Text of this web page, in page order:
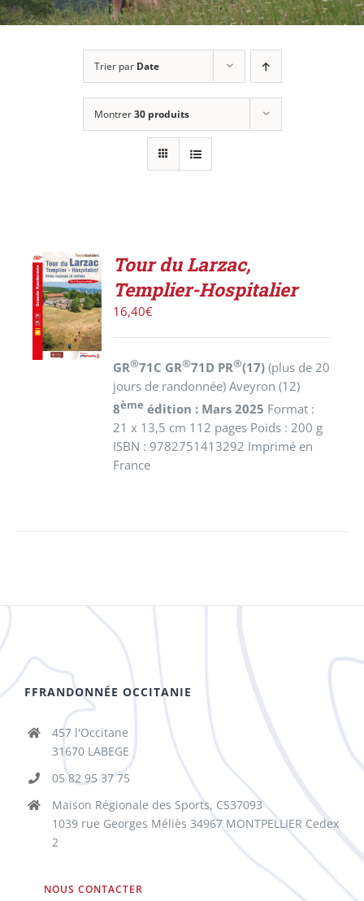
Trier par Date
Montrer30 produits
AJOUTER
AU
PANIER
/
DÉTAILS
Tour du Larzac,
Templier-Hospitalier
16,40€
GR®71C GR®71D PR®(17)(plus de 20
jours de randonnée) Aveyron (12)
8ème édition : Mars 2025 Format :
21 x 13,5 cm 112 pages Poids : 200 g
ISBN : 9782751413292 Imprimé en
France
FFRANDONNÉE OCCITANIE
457 l'Occitane
31670 LABEGE
05 82 95 37 75
Maison Régionale des Sports, CS37093
1039 rue Georges Méliès 34967 MONTPELLIER Cedex
2
NOUS CONTACTER